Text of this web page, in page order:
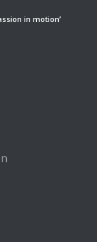
in motion’